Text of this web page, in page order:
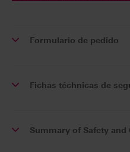
Formulario de pedido
Fichas téchnicas de
Summary of Safety and